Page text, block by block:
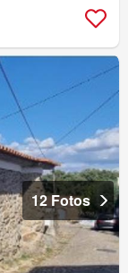
12 Fotos